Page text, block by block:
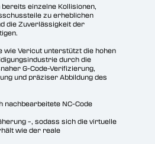
einzelne Kollisionen,
zu erheblichen
die Zuverlässigkeit der
wie Vericut unterstützt die hohen
durch die
G-Code-Verifizierung,
und präziser Abbildung des
nachbearbeitete NC-Code
–, sodass sich die virtuelle
wie der reale